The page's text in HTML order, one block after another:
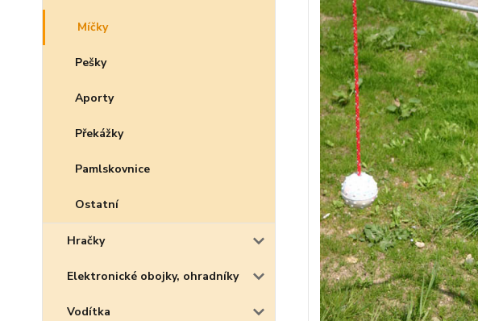
Míčky
Pešky
Aporty
Překážky
Pamlskovnice
Ostatní
Hračky
Elektronické obojky, ohradníky
Vodítka